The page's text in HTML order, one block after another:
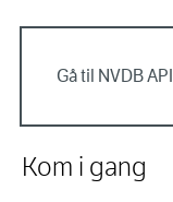
Gå til NVDB
Kom i gang